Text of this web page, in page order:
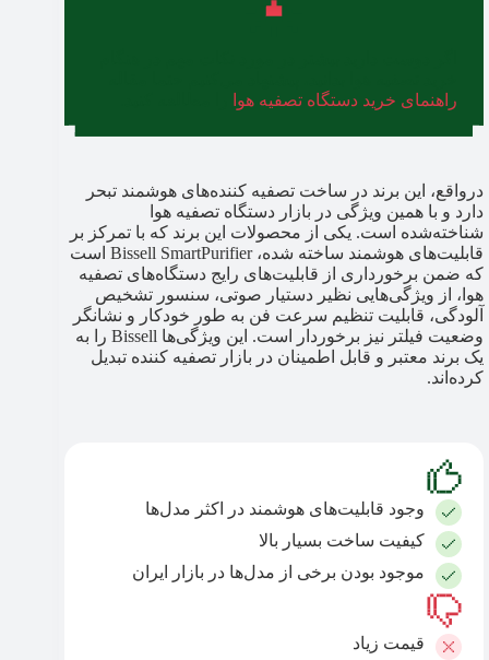
راهنمای خرید دستگاه تصفیه هوا
درواقع، این برند در ساخت تصفیه کننده‌های هوشمند تبحر
دارد و با همین ویژگی در بازار دستگاه تصفیه هوا
شناخته‌شده است. یکی از محصولات این برند که با تمرکز بر
قابلیت‌های هوشمند ساخته شده، Bissell SmartPurifier است
که ضمن برخورداری از قابلیت‌های رایج دستگاه‌های تصفیه
هوا، از ویژگی‌هایی نظیر دستیار صوتی، سنسور تشخیص
آلودگی، قابلیت تنظیم سرعت فن به طور خودکار و نشانگر
وضعیت فیلتر نیز برخوردار است. این ویژگی‌ها Bissell را به
یک برند معتبر و قابل اطمینان در بازار تصفیه کننده تبدیل
کرده‌اند.
وجود قابلیت‌های هوشمند در اکثر مدل‌ها
کیفیت ساخت بسیار بالا
موجود بودن برخی از مدل‌ها در بازار ایران
قیمت زیاد